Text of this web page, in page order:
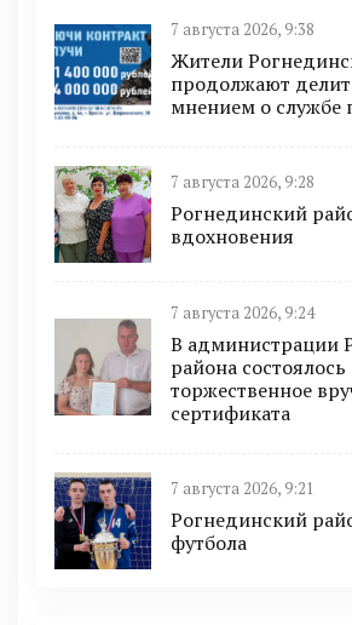
7 августа 2026, 9:38
Жители
продолжают
мнением о службе
7 августа 2026, 9:28
Рогнединский
вдохновения
7 августа 2026, 9:24
В администрации
района состоялось
торжественное
сертификата
7 августа 2026, 9:21
Рогнединский
футбола